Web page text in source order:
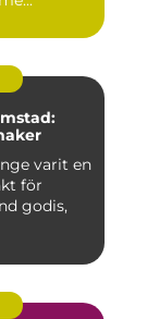
varit en
för
godis,